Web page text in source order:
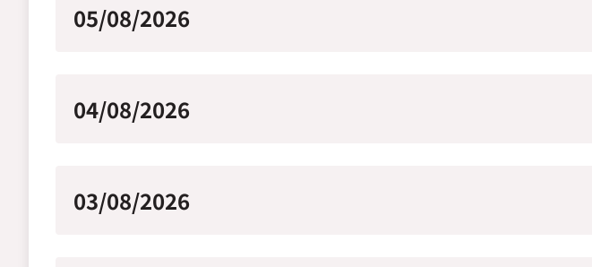
05/08/2026
04/08/2026
03/08/2026